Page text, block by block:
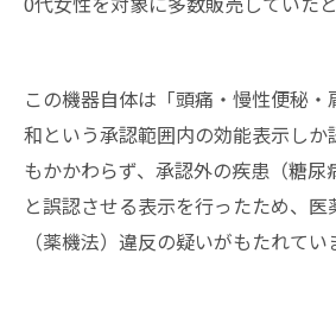
この機器自体は「頭痛・慢性便秘
和という承認範囲内の効能表示しか
もかかわらず、承認外の疾患（糖尿
と誤認させる表示を行ったため、
（薬機法）違反の疑いがもたれてい